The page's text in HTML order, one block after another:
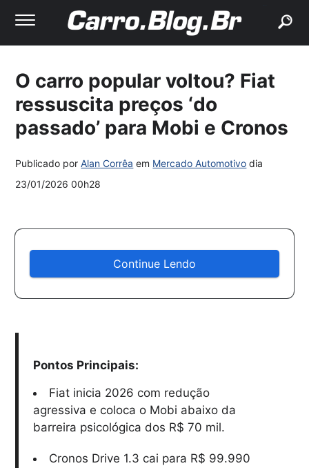
O carro popular voltou? Fiat
ressuscita preços ‘do
passado’ para Mobi e Cronos
Publicado porAlan Corrêa em Mercado Automotivo dia
23/01/2026 00h28
Continue Lendo
Pontos Principais:
Fiat inicia 2026 com redução
agressiva e coloca o Mobi abaixo da
barreira psicológica dos R$ 70 mil.
Cronos Drive 1.3 cai para R$ 99.990